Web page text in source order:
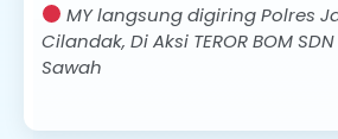
MY langsung digiring Polres
Cilandak, Di Aksi TEROR BOM
Sawah